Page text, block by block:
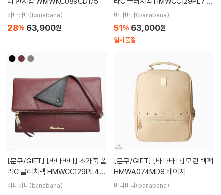
바나바나(banabana)
28% 63,900원
레이
바나바나(banabana)
51% 63,000원
일시품절
[문구/GIFT]
라C 클러치백 HMWCC129PL4-1
버건디
바나바나(banabana)
[문구/GIFT]
HMWA074MD8 베이지
바나바나(banabana)